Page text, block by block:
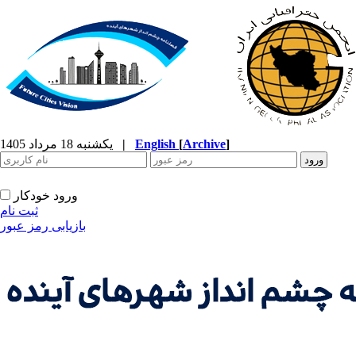
| English [Archive]
ورود خودکار
ثبت نام
بازیابی رمز عبور